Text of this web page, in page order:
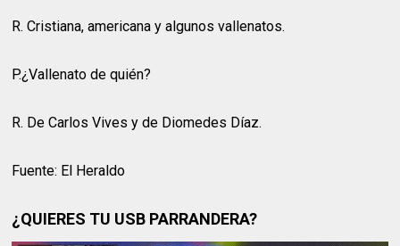
R.Cristiana, americana y algunos vallenatos.
P.¿Vallenato de quién?
R. De Carlos Vives y de Diomedes Díaz.
Fuente: El Heraldo
¿QUIERES TU USB PARRANDERA?